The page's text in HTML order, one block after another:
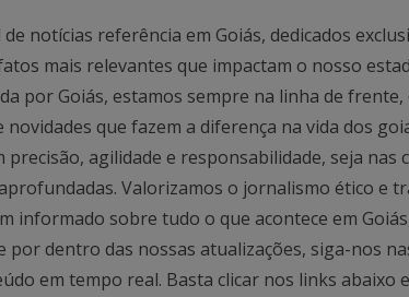
notícias referência em Goiás, dedicados
mais relevantes que impactam o nosso
por Goiás, estamos sempre na linha de
que fazem a diferença na vida dos
precisão, agilidade e responsabilidade, seja
Valorizamos o jornalismo ético e
informado sobre tudo o que acontece em
por dentro das nossas atualizações, siga-nos
em tempo real. Basta clicar nos links abaixo